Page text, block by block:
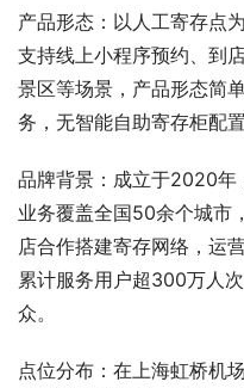
产品形态：以人工寄存点
支持线上小程序预约、到
景区等场景，产品形态简
务，无智能自助寄存柜配置
品牌背景：成立于2020年
业务覆盖全国50余个城市
店合作搭建寄存网络，运
累计服务用户超300万人
众。
点位分布：在上海虹桥机